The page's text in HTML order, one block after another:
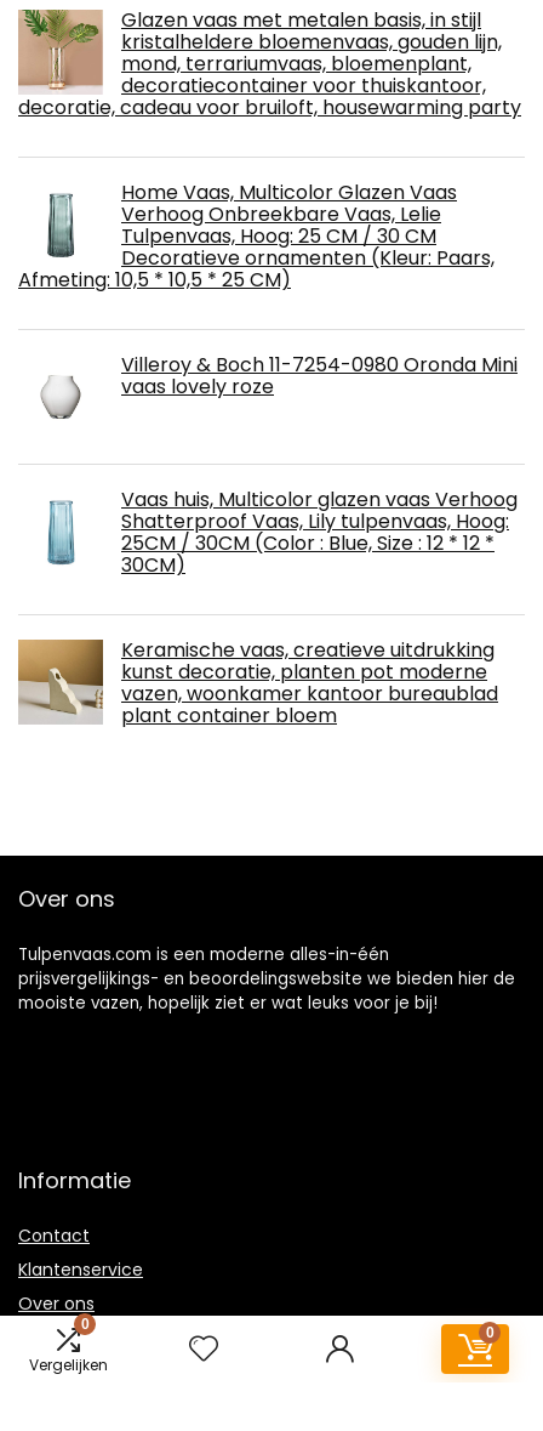
0
Vergelijken
0
Glazen vaas met metalen basis, in stijl
kristalheldere bloemenvaas, gouden lijn,
mond, terrariumvaas, bloemenplant,
decoratiecontainer voor thuiskantoor,
decoratie, cadeau voor bruiloft, housewarming party
Home Vaas, Multicolor Glazen Vaas
Verhoog Onbreekbare Vaas, Lelie
Tulpenvaas, Hoog: 25 CM / 30 CM
Decoratieve ornamenten (Kleur: Paars,
Afmeting: 10,5 * 10,5 * 25 CM)
Villeroy & Boch 11-7254-0980 Oronda Mini
vaas lovely roze
Vaas huis, Multicolor glazen vaas Verhoog
Shatterproof Vaas, Lily tulpenvaas, Hoog:
25CM / 30CM (Color : Blue, Size : 12 * 12 *
30CM)
Keramische vaas, creatieve uitdrukking
kunst decoratie, planten pot moderne
vazen, woonkamer kantoor bureaublad
plant container bloem
Over ons
Tulpenvaas.com is een moderne alles-in-één
prijsvergelijkings- en beoordelingswebsite we bieden hier de
mooiste vazen, hopelijk ziet er wat leuks voor je bij!
Informatie
Contact
Klantenservice
Over ons
Overzicht
Onze webshops